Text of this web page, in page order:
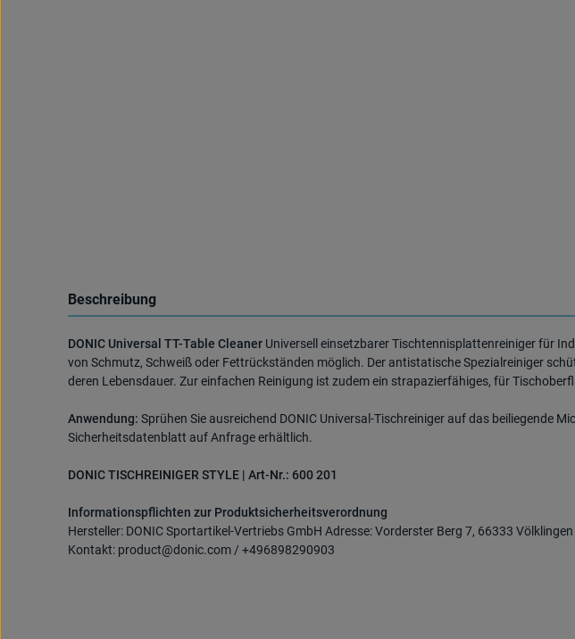
Beschreibung
DONIC Universal TT-Table Cleaner Universell einsetzbarer Tischtennisplattenreiniger für
von Schmutz, Schweiß oder Fettrückständen möglich. Der antistatische Spezialreiniger
deren Lebensdauer. Zur einfachen Reinigung ist zudem ein strapazierfähiges, für
Anwendung: Sprühen Sie ausreichend DONIC Universal-Tischreiniger auf das beiliegende
Sicherheitsdatenblatt auf Anfrage erhältlich.
DONIC TISCHREINIGER STYLE | Art-Nr.: 600 201
Informationspflichten zur Produktsicherheitsverordnung
Hersteller: DONIC Sportartikel-Vertriebs GmbH Adresse: Vorderster Berg 7, 66333 Völklingen
Kontakt: product@donic.com / +496898290903